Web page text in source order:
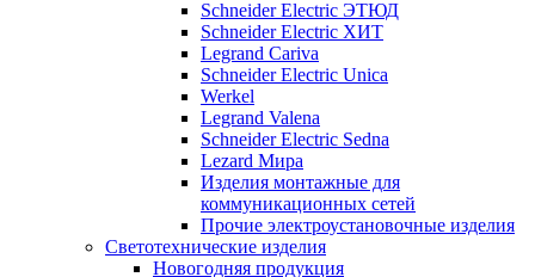
Schneider Electric ЭТЮД
Schneider Electric ХИТ
Legrand Cariva
Schneider Electric Unica
Werkel
Legrand Valena
Schneider Electric Sedna
Lezard Мира
Изделия монтажные для
коммуникационных сетей
Прочие электроустановочные изделия
Светотехнические изделия
Новогодняя продукция